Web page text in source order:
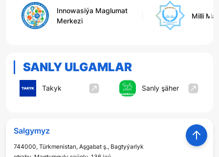
Innowasiýa Maglumat
Merkezi
Milli
SANLY ULGAMLAR
Takyk Sanly şäher
Salgymyz
744000, Türkmenistan, Aşgabat ş., Bagtyýarlyk